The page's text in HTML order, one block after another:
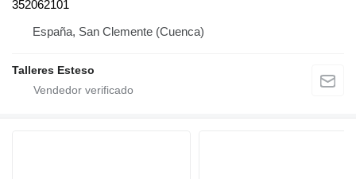
352062101
España, San Clemente (Cuenca)
Talleres Esteso